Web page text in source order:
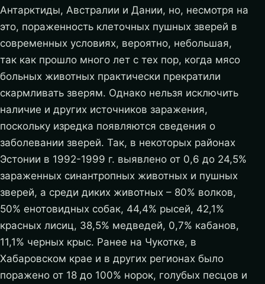
Антарктиды, Австралии и Дании, но, несмотря на
это, пораженность клеточных пушных зверей в
современных условиях, вероятно, небольшая,
так как прошло много лет с тех пор, когда мясо
больных животных практически прекратили
скармливать зверям. Однако нельзя исключить
наличие и других источников заражения,
поскольку изредка появляются сведения о
заболевании зверей. Так, в некоторых районах
Эстонии в 1992-1999 г. выявлено от 0,6 до 24,5%
зараженных синантропных животных и пушных
зверей, а среди диких животных – 80% волков,
50% енотовидных собак, 44,4% рысей, 42,1%
красных лисиц, 38,5% медведей, 0,7% кабанов,
11,1% черных крыс. Ранее на Чукотке, в
Хабаровском крае и в других регионах было
поражено от 18 до 100% норок, голубых песцов и